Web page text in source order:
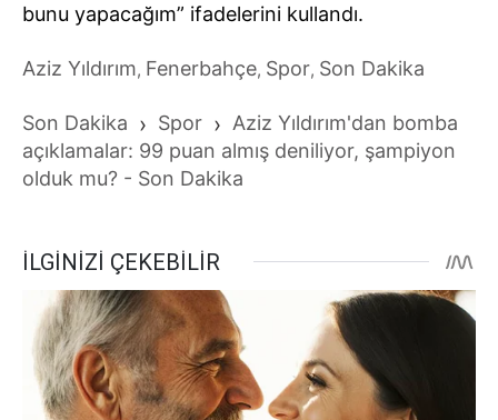
bunu yapacağım” ifadelerini kullandı.
Aziz Yıldırım, Fenerbahçe, Spor, Son Dakika
Son Dakika › Spor › Aziz Yıldırım'dan bomba
açıklamalar: 99 puan almış deniliyor, şampiyon
olduk mu? - Son Dakika